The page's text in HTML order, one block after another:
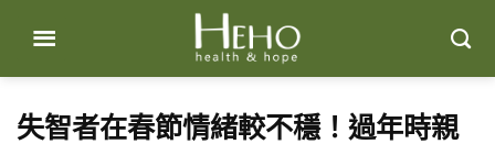
content
失智者在春節情緒較不穩！過年時親